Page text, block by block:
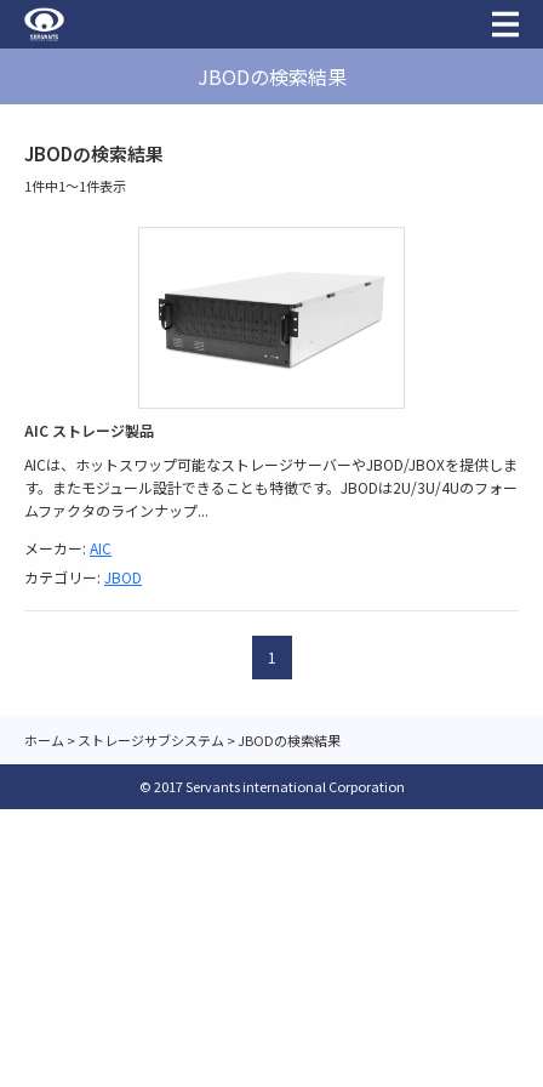
JBODの検索結果
JBODの検索結果
1件中1〜1件表示
AIC ストレージ製品
AICは、ホットスワップ可能なストレージサーバーやJBOD/JBOXを提供しま
す。またモジュール設計できることも特徴です。JBODは2U/3U/4Uのフォー
ムファクタのラインナップ...
メーカー: AIC
カテゴリー: JBOD
1
ホーム > ストレージサブシステム >JBODの検索結果
© 2017 Servants international Corporation